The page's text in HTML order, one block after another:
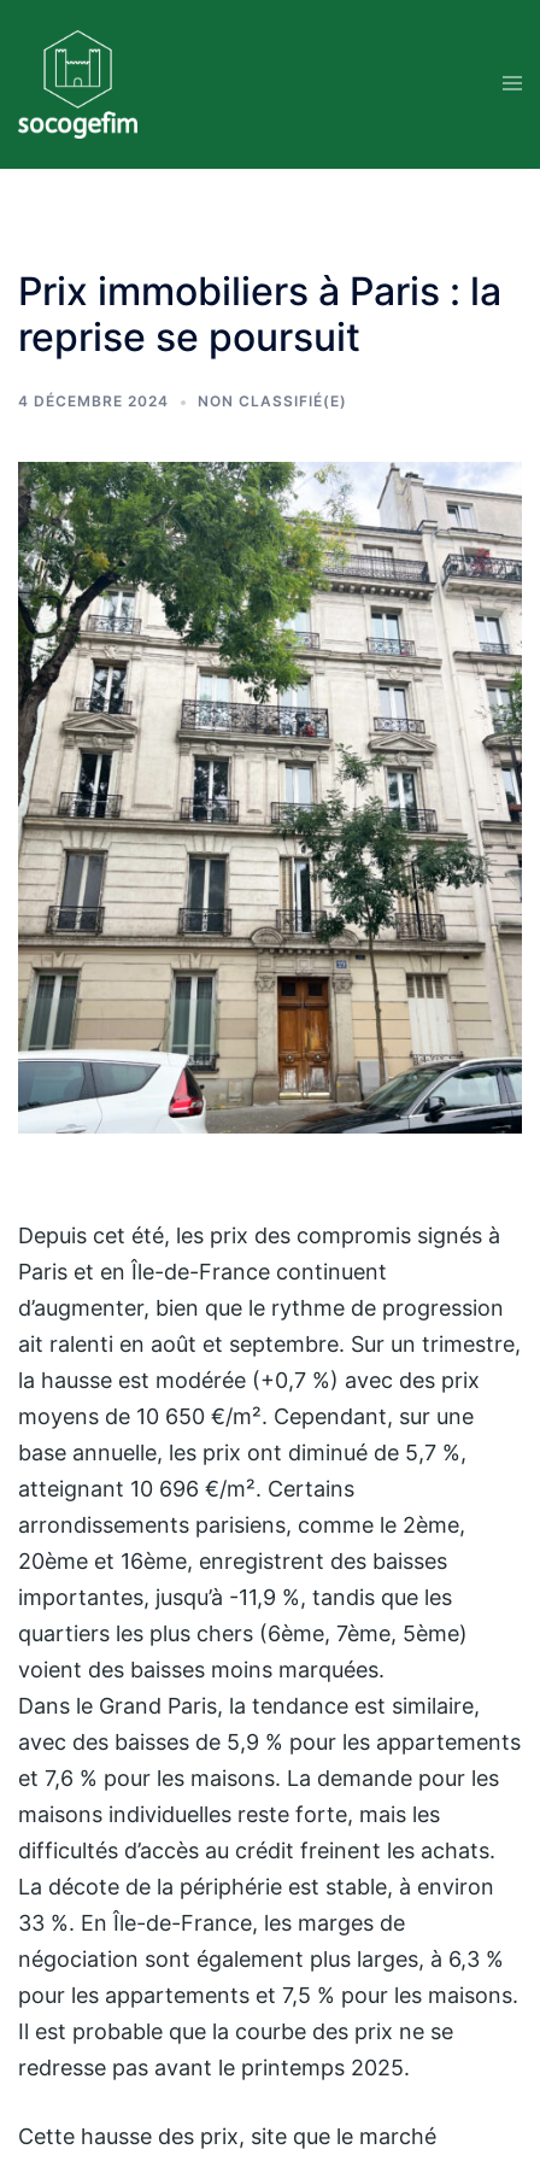
content
Prix immobiliers à Paris : la
reprise se poursuit
4 DÉCEMBRE 2024 NON CLASSIFIÉ(E)
Depuis cet été, les prix des compromis signés à
Paris et en Île-de-France continuent
d’augmenter, bien que le rythme de progression
ait ralenti en août et septembre. Sur un trimestre,
la hausse est modérée (+0,7 %) avec des prix
moyens de 10 650 €/m². Cependant, sur une
base annuelle, les prix ont diminué de 5,7 %,
atteignant 10 696 €/m². Certains
arrondissements parisiens, comme le 2ème,
20ème et 16ème, enregistrent des baisses
importantes, jusqu’à -11,9 %, tandis que les
quartiers les plus chers (6ème, 7ème, 5ème)
voient des baisses moins marquées.
Dans le Grand Paris, la tendance est similaire,
avec des baisses de 5,9 % pour les appartements
et 7,6 % pour les maisons. La demande pour les
maisons individuelles reste forte, mais les
difficultés d’accès au crédit freinent les achats.
La décote de la périphérie est stable, à environ
33 %. En Île-de-France, les marges de
négociation sont également plus larges, à 6,3 %
pour les appartements et 7,5 % pour les maisons.
Il est probable que la courbe des prix ne se
redresse pas avant le printemps 2025.
Cette hausse des prix, site que le marché